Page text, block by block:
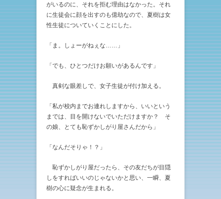
がいるのに、それを拒む理由はなかった。それ
に生徒会に顔を出すのも億劫なので、夏樹は女
性生徒についていくことにした。
「ま。しょーがねぇな……」
「でも、ひとつだけお願いがあるんです」
真剣な眼差しで、女子生徒が付け加える。
「私が校内までお連れしますから、いいという
までは、目を開けないでいただけますか？ そ
の娘、とても恥ずかしがり屋さんだから」
「なんだそりゃ！？」
恥ずかしがり屋だったら、その友だちが目隠
しをすればいいのじゃないかと思い、一瞬、夏
樹の心に疑念が生まれる。